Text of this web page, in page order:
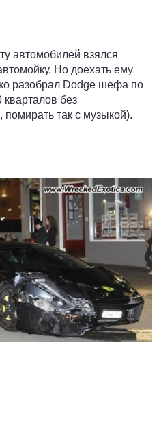
автомобилей взялся
Но доехать ему
разобрал Dodge шефа по
кварталов без
помирать так с музыкой).